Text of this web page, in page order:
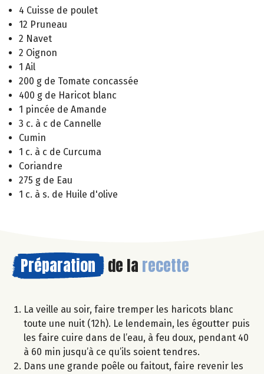
4 Cuisse de poulet
12 Pruneau
2 Navet
2 Oignon
1 Ail
200 g de Tomate concassée
400 g de Haricot blanc
1 pincée de Amande
3 c. à c de Cannelle
Cumin
1 c. à c de Curcuma
Coriandre
275 g de Eau
1 c. à s. de Huile d'olive
Préparation de la recette
La veille au soir, faire tremper les haricots blanc
toute une nuit (12h). Le lendemain, les égoutter puis
les faire cuire dans de l’eau, à feu doux, pendant 40
à 60 min jusqu’à ce qu’ils soient tendres.
Dans une grande poêle ou faitout, faire revenir les